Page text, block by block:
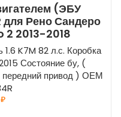
(ЭБУ
для Рено Сандеро
2013-2018
1.6 K7M 82 л.с. Коробка
Состояние бу, (
передний привод ) ОЕМ
₽